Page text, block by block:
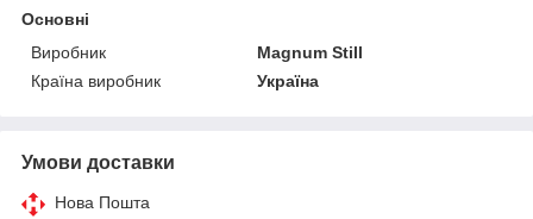
Основні
Виробник
Magnum Still
Країна виробник
Україна
Умови доставки
Нова Пошта